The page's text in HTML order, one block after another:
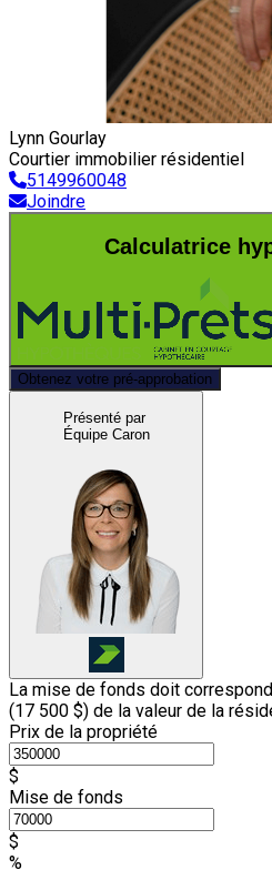
Lynn Gourlay
Courtier immobilier résidentiel
5149960048
Joindre
Calculatrice
Obtenez votre pré-approbation
Présenté par
Équipe Caron
La mise de fonds doit
(17 500 $) de la valeur de la
Prix de la propriété
$
Mise de fonds
$
%